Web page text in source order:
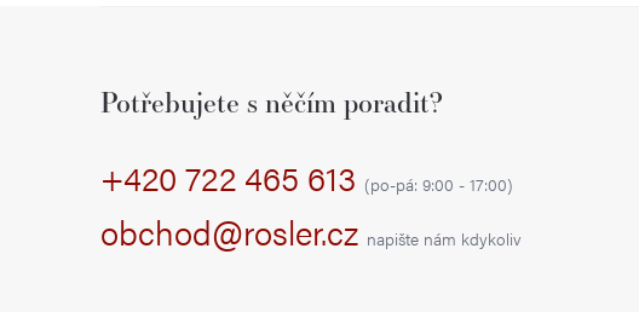
Potřebujete s něčím poradit?
+420 722 465 613 (po-pá: 9:00 - 17:00)
obchod@rosler.cz napište nám kdykoliv